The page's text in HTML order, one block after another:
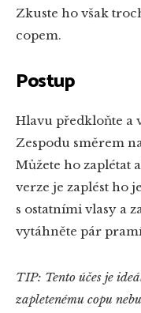
Zkuste ho však
copem.
Postup
Hlavu předkloňte a
Zespodu směrem
Můžete ho zaplétat
verze je zaplést ho
s ostatními vlasy a
vytáhněte pár
TIP: Tento účes je
zapletenému copu